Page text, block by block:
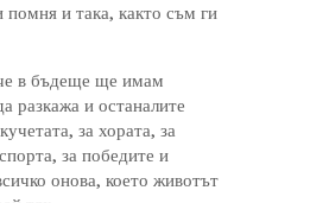
помня и така, както съм ги
в бъдеще ще имам
разкажа и останалите
за хората, за
за победите и
онова, което животът